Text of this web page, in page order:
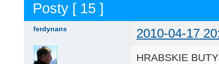
Posty [ 15 ]
ferdynans 2010-04-17
HRABSKIE